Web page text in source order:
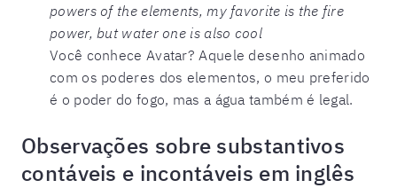
powers of the elements, my favorite is the fire
power, but water one is also cool
Você conhece Avatar? Aquele desenho animado
com os poderes dos elementos, o meu preferido
é o poder do fogo, mas a água também é legal.
Observações sobre substantivos
contáveis e incontáveis em inglês